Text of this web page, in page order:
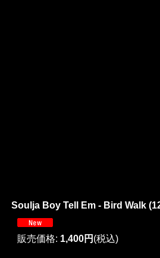
Soulja Boy Tell Em - Bird Walk
販売価格: 1,400円 (税込)